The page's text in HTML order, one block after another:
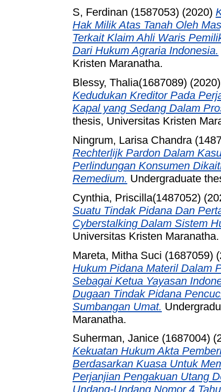
S, Ferdinan (1587053) (2020)
Hak Milik Atas Tanah Oleh
Terkait Klaim Ahli Waris
Dari Hukum Agraria Indonesia.
Kristen Maranatha.
Blessy, Thalia(1687089)
Kedudukan Kreditor Pada
Kapal yang Sedang Dalam
thesis, Universitas Kristen
Ningrum, Larisa Chandra
Rechterlijk Pardon Dalam
Perlindungan Konsumen
Remedium. Undergraduate
Cynthia, Priscilla(1487052)
Suatu Tindak Pidana Dan
Cyberstalking Dalam Sistem
Universitas Kristen Maranatha.
Mareta, Mitha Suci (1687059)
Hukum Pidana Materil Dalam
Sebagai Ketua Yayasan
Dugaan Tindak Pidana
Sumbangan Umat.
Maranatha.
Suherman, Janice (1687004)
Kekuatan Hukum Akta
Berdasarkan Kuasa Untuk
Perjanjian Pengakuan Utang
Undang-Undang Nomor 4